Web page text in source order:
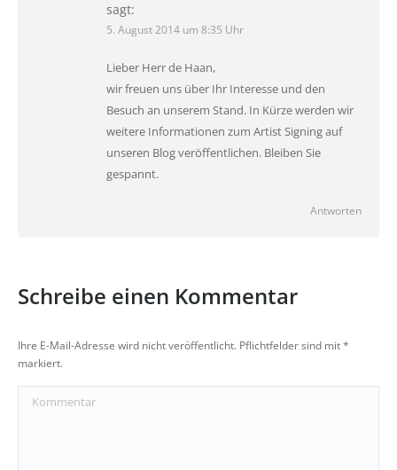
sagt:
5. August 2014 um 8:35 Uhr
Lieber Herr de Haan,
wir freuen uns über Ihr Interesse und den
Besuch an unserem Stand. In Kürze werden wir
weitere Informationen zum Artist Signing auf
unseren Blog veröffentlichen. Bleiben Sie
gespannt.
Antworten
Schreibe einen Kommentar
Ihre E-Mail-Adresse wird nicht veröffentlicht. Pflichtfelder sind mit*
markiert.
Kommentar